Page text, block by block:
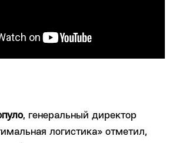
, генеральный директор
логистика» отметил,